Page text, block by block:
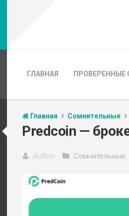
ГЛАВНАЯ ПРОВЕРЕННЫЕ
Главная Сомнительные
Predcoin —
Author Сомнительные